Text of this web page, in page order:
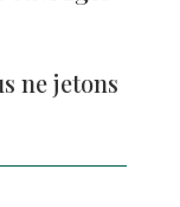
ne jetons